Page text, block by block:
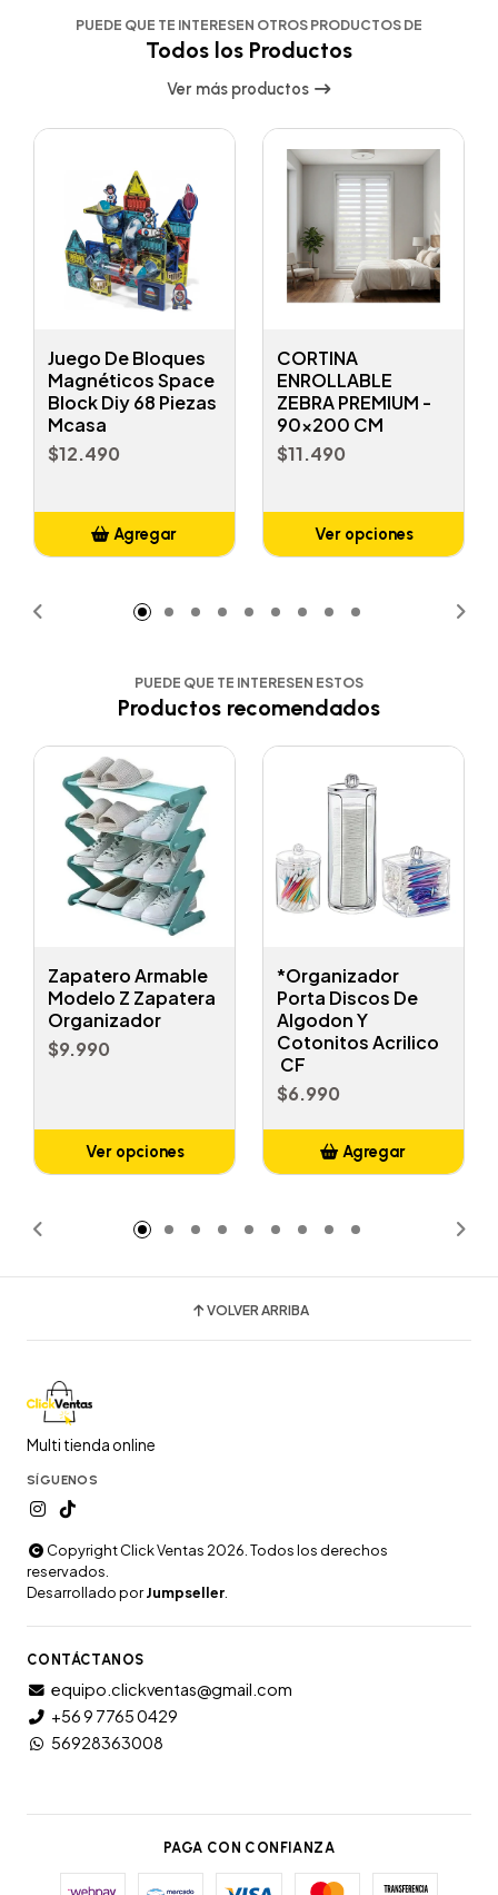
PUEDE QUE TE INTERESEN OTROS PRODUCTOS DE
Todos los Productos
Ver más productos
Juego De Bloques
Magnéticos Space
Block Diy 68 Piezas
Mcasa
$12.490
Agregar
CORTINA
ENROLLABLE
ZEBRA PREMIUM -
90x200 CM
$11.490
Ver opciones
PUEDE QUE TE INTERESEN ESTOS
Productos recomendados
Zapatero Armable
Modelo Z Zapatera
Organizador
$9.990
Ver opciones
*Organizador
Porta Discos De
Algodon Y
Cotonitos Acrilico
CF
$6.990
Agregar
VOLVER ARRIBA
Multi tienda online
SÍGUENOS
Copyright Click Ventas 2026. Todos los derechos
reservados.
Desarrollado porJumpseller
CONTÁCTANOS
equipo.clickventas@gmail.com
+56 9 7765 0429
56928363008
PAGA CON CONFIANZA